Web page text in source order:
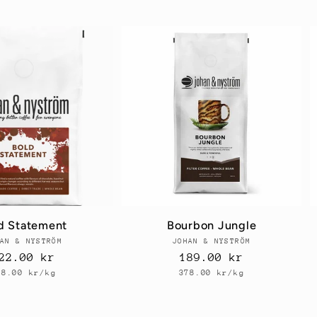
Statement
Säljare:
& NYSTRÖM
kr
kr/kg
Bourbon Jungle
Säljare:
JOHAN & NYSTRÖM
Ordinarie
pris
189.00 kr
Enhetspris
378.00 kr/kg